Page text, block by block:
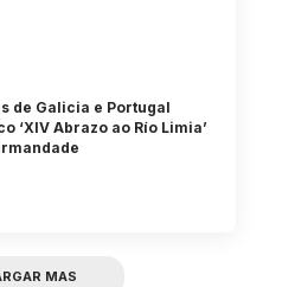
de Galicia e Portugal
‘XIV Abrazo ao Río Limia’
MAS